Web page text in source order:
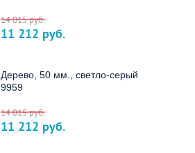
14 015руб.
11 212 руб.
Дерево, 50 мм., светло-серый
9959
14 015руб.
11 212 руб.